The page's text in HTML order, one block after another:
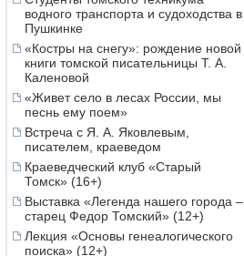
водного транспорта и судоходства в
Пушкинке
«Костры на снегу»: рождение новой
книги томской писательницы Т. А.
Каленовой
«Живет село в лесах России, мы
песнь ему поем»
Встреча с Я. А. Яковлевым,
писателем, краеведом
Краеведческий клуб «Старый
Томск» (16+)
Выставка «Легенда нашего города –
старец Федор Томский» (12+)
Лекция «Основы генеалогического
поиска» (12+)